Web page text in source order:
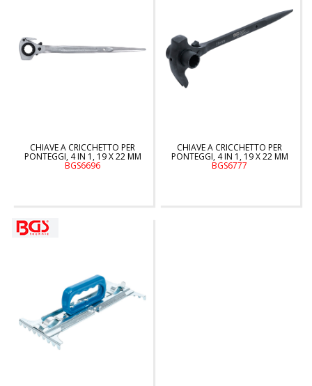
CHIAVE A CRICCHETTO PER
PONTEGGI, 4 IN 1, 19 X 22 MM
BGS6696
CHIAVE A CRICCHETTO PER
PONTEGGI, 4 IN 1, 19 X 22 MM
BGS6777